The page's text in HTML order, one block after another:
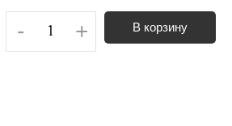
- + В корзину